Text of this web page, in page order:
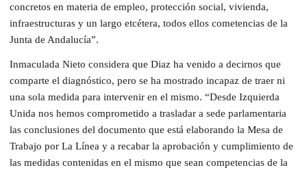
concretos en materia de empleo, protección social, vivienda,
infraestructuras y un largo etcétera, todos ellos cometencias de la
Junta de Andalucía”.
Inmaculada Nieto considera que Diaz ha venido a decirnos que
comparte el diagnóstico, pero se ha mostrado incapaz de traer ni
una sola medida para intervenir en el mismo. “Desde Izquierda
Unida nos hemos comprometido a trasladar a sede parlamentaria
las conclusiones del documento que está elaborando la Mesa de
Trabajo por La Línea y a recabar la aprobación y cumplimiento de
las medidas contenidas en el mismo que sean competencias de la